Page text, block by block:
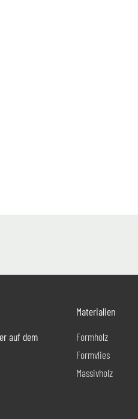
auf dem
Materialien
Formholz
Formvlies
Massivholz